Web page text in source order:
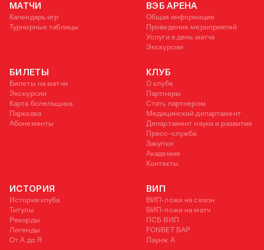
МАТЧИ
Календарь игр
Турнирные таблицы
ВЭБ АРЕНА
Общая информация
Проведение мероприятий
Услуги в день матча
Экскурсии
БИЛЕТЫ
Билеты на матчи
Экскурсии
Карта болельщика
Парковка
Абонементы
КЛУБ
О клубе
Партнеры
Стать партнером
Медицинский департамент
Департамент науки и развития
Пресс-служба
Закупки
Академия
Контакты
ИСТОРИЯ
История клуба
Титулы
Рекорды
Легенды
От А до Я
ВИП
ВИП-ложи на сезон
ВИП-ложи на матч
ПСБ ВИП
FONBET БАР
Лаунж A